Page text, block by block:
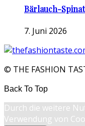
Bärlauch-
7. Juni 2026
© THE FASHION
Back To Top
Durch die weitere
Verwendung von